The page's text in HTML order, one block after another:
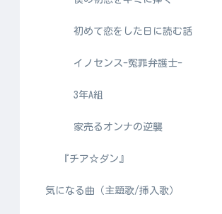
初めて恋をした日に読む話
イノセンス-冤罪弁護士-
3年A組
家売るオンナの逆襲
『チア☆ダン』
気になる曲（主題歌/挿入歌）